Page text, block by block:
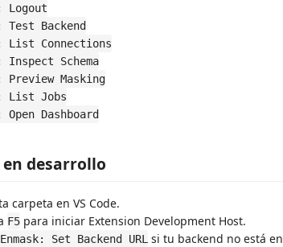
Logout
Test Backend
List Connections
Inspect Schema
Preview Masking
List Jobs
Open Dashboard
en desarrollo
carpeta en VS Code.
F5 para iniciar Extension Development Host.
Enmask: Set Backend URL si tu backend no está en